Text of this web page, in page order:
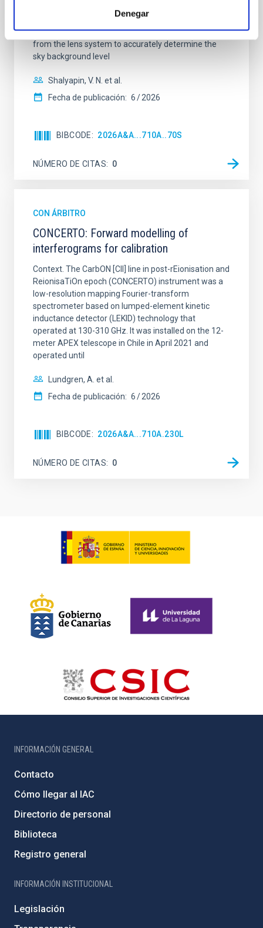
Denegar
hemispheres and using a new photometric
technique. This technique uses a region far enough
from the lens system to accurately determine the
sky background level
Shalyapin, V. N. et al.
Fecha de publicación: 6 2026
BIBCODE 2026A&A...710A..70S
NÚMERO DE CITAS 0
CON ÁRBITRO
CONCERTO: Forward modelling of
interferograms for calibration
Context. The CarbON [CII] line in post-rEionisation and
ReionisaTiOn epoch (CONCERTO) instrument was a
low-resolution mapping Fourier-transform
spectrometer based on lumped-element kinetic
inductance detector (LEKID) technology that
operated at 130-310 GHz. It was installed on the 12-
meter APEX telescope in Chile in April 2021 and
operated until
Lundgren, A. et al.
Fecha de publicación: 6 2026
BIBCODE 2026A&A...710A.230L
NÚMERO DE CITAS 0
INFORMACIÓN GENERAL
Contacto
Cómo llegar al IAC
Directorio de personal
Biblioteca
Registro general
INFORMACIÓN INSTITUCIONAL
Legislación